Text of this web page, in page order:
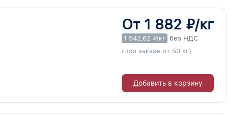
От 1 882 ₽/кг
1 542,62 ₽/кг без НДС
(при заказе от 50 кг)
Добавить в корзину